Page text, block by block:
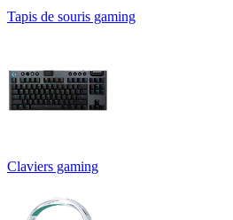
Tapis de souris gaming
Claviers gaming